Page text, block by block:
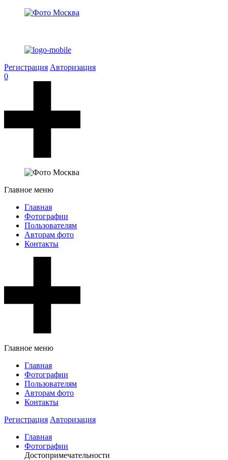
Регистрация Авторизация
0
Главное меню
Главная
Фотографии
Пользователям
Авторам фото
Контакты
Главное меню
Главная
Фотографии
Пользователям
Авторам фото
Контакты
Регистрация Авторизация
Главная
Фотографии
Достопримечательности